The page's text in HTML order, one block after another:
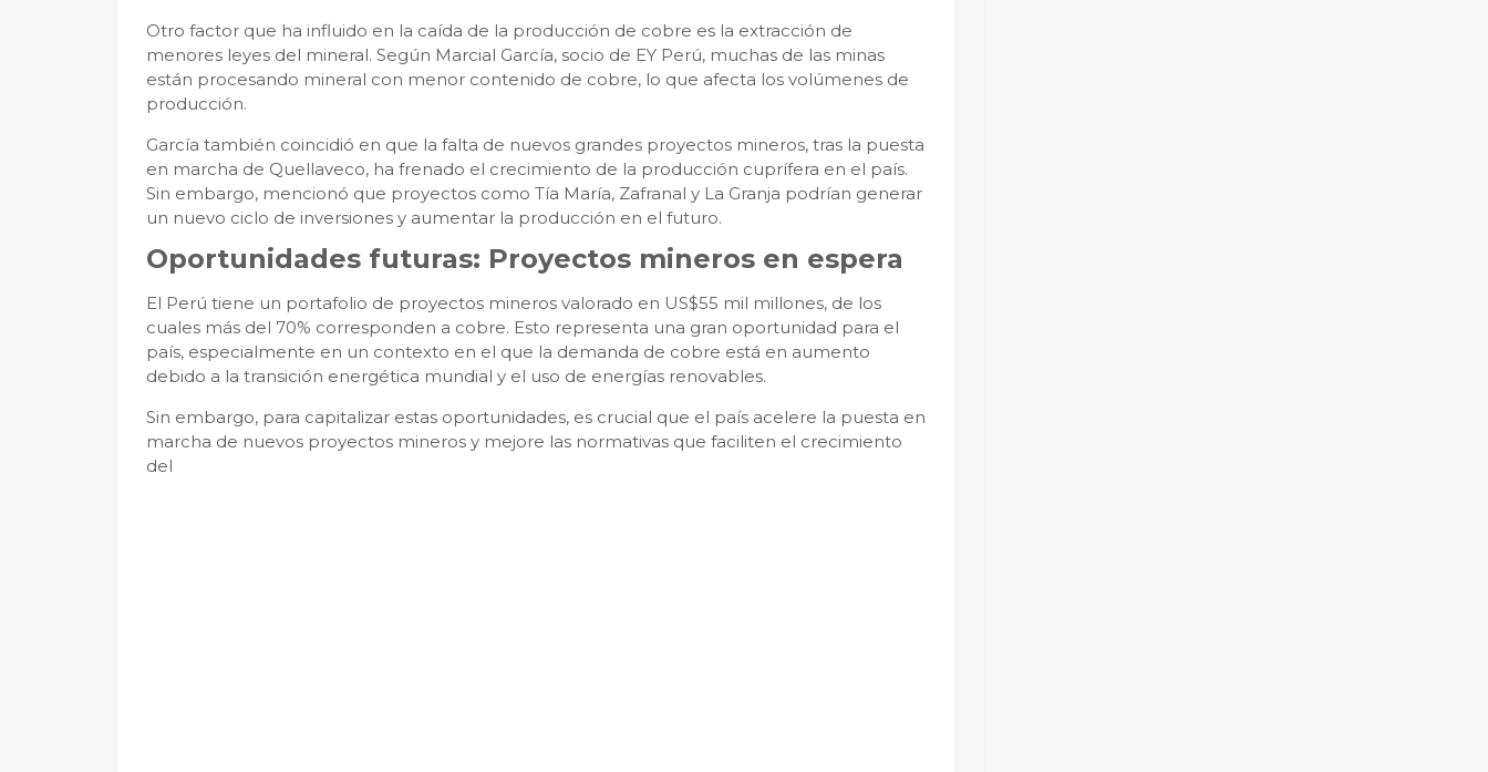
Otro factor que ha influido en la caída de la producción de cobre es la extracción de
menores leyes del mineral. Según Marcial García, socio de EY Perú, muchas de las minas
están procesando mineral con menor contenido de cobre, lo que afecta los volúmenes de
producción.
García también coincidió en que la falta de nuevos grandes proyectos mineros, tras la puesta
en marcha de Quellaveco, ha frenado el crecimiento de la producción cuprífera en el país.
Sin embargo, mencionó que proyectos como Tía María, Zafranal y La Granja podrían generar
un nuevo ciclo de inversiones y aumentar la producción en el futuro.
Oportunidades futuras: Proyectos mineros en espera
El Perú tiene un portafolio de proyectos mineros valorado en US$55 mil millones, de los
cuales más del 70% corresponden a cobre. Esto representa una gran oportunidad para el
país, especialmente en un contexto en el que la demanda de cobre está en aumento
debido a la transición energética mundial y el uso de energías renovables.
Sin embargo, para capitalizar estas oportunidades, es crucial que el país acelere la puesta en
marcha de nuevos proyectos mineros y mejore las normativas que faciliten el crecimiento
del